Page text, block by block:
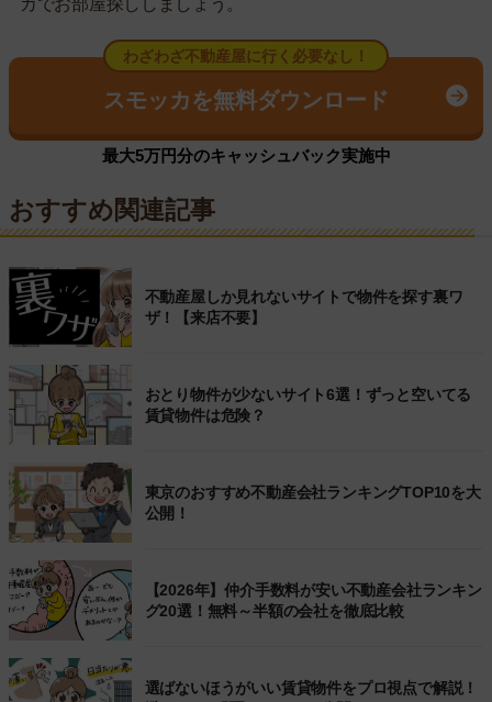
カでお部屋探ししましょう。
わざわざ不動産屋に行く必要なし！
スモッカを無料ダウンロード
最大5万円分のキャッシュバック実施中
おすすめ関連記事
不動産屋しか見れないサイトで物件を探す裏ワ
ザ！【来店不要】
おとり物件が少ないサイト6選！ずっと空いてる
賃貸物件は危険？
東京のおすすめ不動産会社ランキングTOP10を大
公開！
【2026年】仲介手数料が安い不動産会社ランキン
グ20選！無料～半額の会社を徹底比較
選ばないほうがいい賃貸物件をプロ視点で解説！